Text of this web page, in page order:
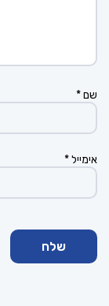
שם*
אימייל*